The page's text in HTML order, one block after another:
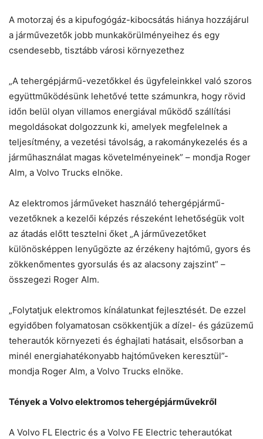
A motorzaj és a kipufogógáz-kibocsátás hiánya hozzájárul
a járművezetők jobb munkakörülményeihez és egy
csendesebb, tisztább városi környezethez
„A tehergépjármű-vezetőkkel és ügyfeleinkkel való szoros
együttműködésünk lehetővé tette számunkra, hogy rövid
időn belül olyan villamos energiával működő szállítási
megoldásokat dolgozzunk ki, amelyek megfelelnek a
teljesítmény, a vezetési távolság, a rakománykezelés és a
járműhasználat magas követelményeinek” – mondja Roger
Alm, a Volvo Trucks elnöke.
Az elektromos járműveket használó tehergépjármű-
vezetőknek a kezelői képzés részeként lehetőségük volt
az átadás előtt tesztelni őket „A járművezetőket
különösképpen lenyűgözte az érzékeny hajtómű, gyors és
zökkenőmentes gyorsulás és az alacsony zajszint” –
összegezi Roger Alm.
„Folytatjuk elektromos kínálatunkat fejlesztését. De ezzel
egyidőben folyamatosan csökkentjük a dízel- és gázüzemű
teherautók környezeti és éghajlati hatásait, elsősorban a
minél energiahatékonyabb hajtóműveken keresztül”-
mondja Roger Alm, a Volvo Trucks elnöke.
Tények a Volvo elektromos tehergépjárművekről
A Volvo FL Electric és a Volvo FE Electric teherautókat